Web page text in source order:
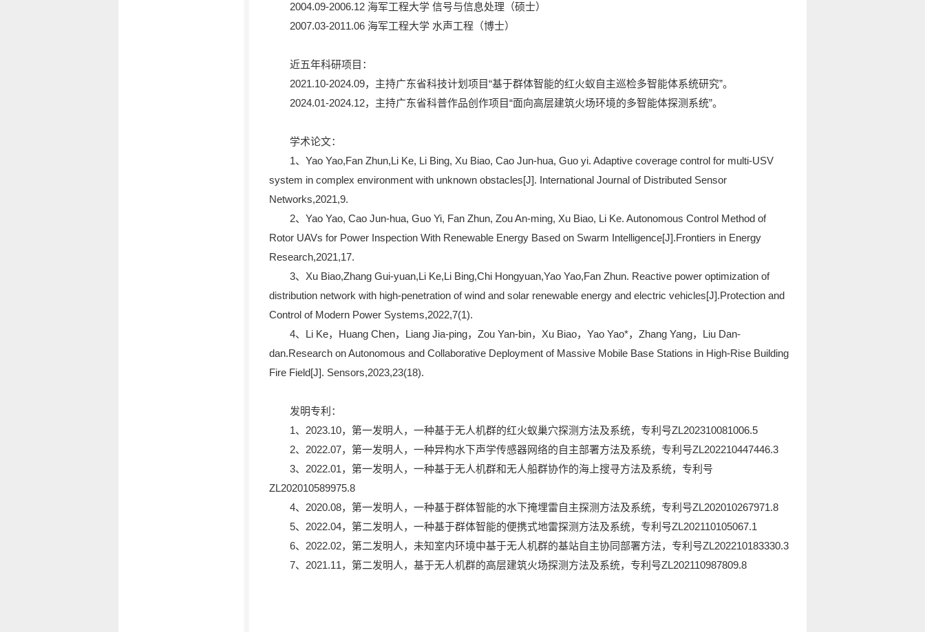
2004.09-2006.12 海军工程大学 信号与信息处理（硕士）
2007.03-2011.06 海军工程大学 水声工程（博士）
近五年科研项目：
2021.10-2024.09，主持广东省科技计划项目“基于群体智能的红火蚁自主巡检多智能体系统研究”。
2024.01-2024.12，主持广东省科普作品创作项目“面向高层建筑火场环境的多智能体探测系统”。
学术论文：
1、 Yao Yao,Fan Zhun,Li Ke, Li Bing, Xu Biao, Cao Jun-hua, Guo yi. Adaptive coverage control for multi-USV
system in complex environment with unknown obstacles[J]. International Journal of Distributed Sensor
Networks,2021,9.
2、 Yao Yao, Cao Jun-hua, Guo Yi, Fan Zhun, Zou An-ming, Xu Biao, Li Ke. Autonomous Control Method of
Rotor UAVs for Power Inspection With Renewable Energy Based on Swarm Intelligence[J].Frontiers in Energy
Research,2021,17.
3、Xu Biao,Zhang Gui-yuan,Li Ke,Li Bing,Chi Hongyuan,Yao Yao,Fan Zhun. Reactive power optimization of
distribution network with high-penetration of wind and solar renewable energy and electric vehicles[J].Protection and
Control of Modern Power Systems,2022,7(1).
4、Li Ke，Huang Chen，Liang Jia-ping，Zou Yan-bin，Xu Biao， Yao Yao*，Zhang Yang，Liu Dan-
dan.Research on Autonomous and Collaborative Deployment of Massive Mobile Base Stations in High-Rise Building
Fire Field[J]. Sensors,2023,23(18).
发明专利：
1、2023.10，第一发明人，一种基于无人机群的红火蚁巢穴探测方法及系统，专利号ZL202310081006.5
2、2022.07，第一发明人，一种异构水下声学传感器网络的自主部署方法及系统，专利号ZL202210447446.3
3、2022.01，第一发明人，一种基于无人机群和无人船群协作的海上搜寻方法及系统，专利号
ZL202010589975.8
4、2020.08，第一发明人，一种基于群体智能的水下掩埋雷自主探测方法及系统，专利号ZL202010267971.8
5、2022.04，第二发明人，一种基于群体智能的便携式地雷探测方法及系统，专利号ZL202110105067.1
6、2022.02，第二发明人，未知室内环境中基于无人机群的基站自主协同部署方法，专利号ZL202210183330.3
7、2021.11，第二发明人，基于无人机群的高层建筑火场探测方法及系统，专利号ZL202110987809.8